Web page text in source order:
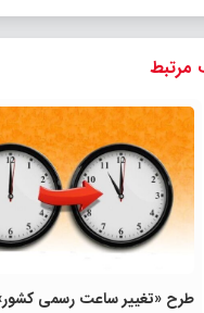
مرتبط
طرح «تغییر ساعت رسمی